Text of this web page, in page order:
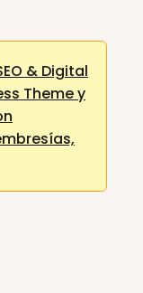
& Digital
Theme y